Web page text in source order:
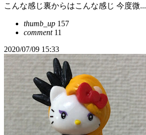
こんな感じ裏からはこんな感じ 今度微...
thumb_up 157
comment11
2020/07/09 15:33